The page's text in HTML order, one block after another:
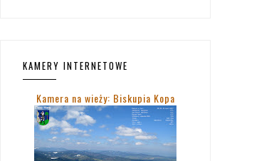
KAMERY INTERNETOWE
Kamera na wieży: Biskupia Kopa